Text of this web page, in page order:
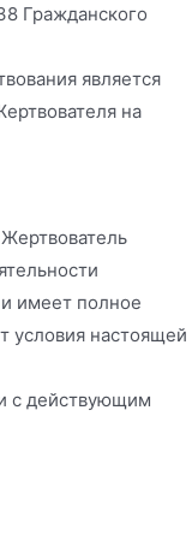
Гражданского
является
на
имеет полное
условия настоящей
с действующим